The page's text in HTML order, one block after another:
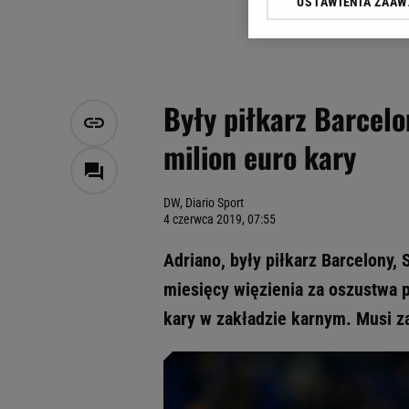
Były piłkarz
milion euro kary
DW, Diario Sport
4 czerwca 2019, 07:55
Adriano, były piłkarz
miesięcy więzienia za oszustwa
kary w zakładzie karnym. Musi
Klikając „Akceptuję”
Zaufanych Partnerów i
My, nasi Zaufani
Użycie dokładnych
Przechowywanie